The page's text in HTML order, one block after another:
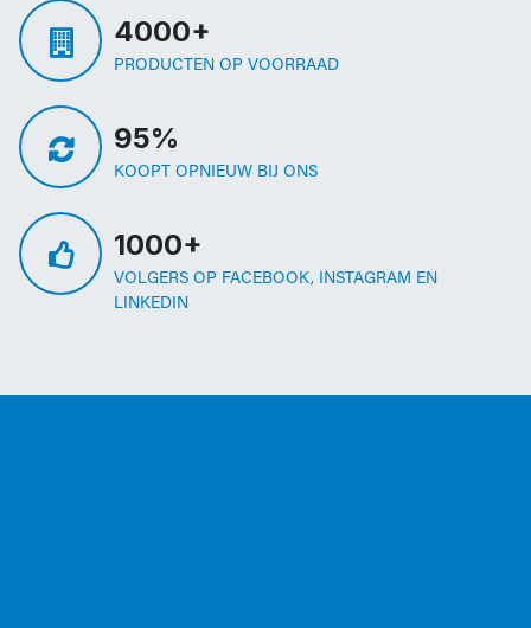
4000+
PRODUCTEN OP VOORRAAD
95%
KOOPT OPNIEUW BIJ ONS
1000+
VOLGERS OP FACEBOOK, INSTAGRAM EN
LINKEDIN